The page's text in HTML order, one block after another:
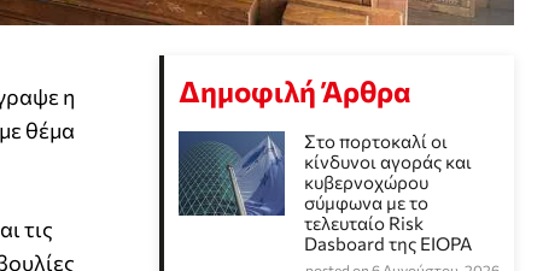
η
θέμα
τις
Δημοφιλή Άρθρα
Στο πορτοκαλί οι
κίνδυνοι αγοράς και
κυβερνοχώρου
σύμφωνα με το
τελευταίο Risk
Dasboard της EIOPA